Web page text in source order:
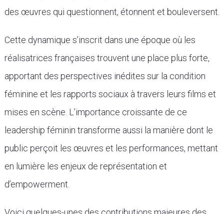
des œuvres qui questionnent, étonnent et bouleversent.
Cette dynamique s’inscrit dans une époque où les
réalisatrices françaises trouvent une place plus forte,
apportant des perspectives inédites sur la condition
féminine et les rapports sociaux à travers leurs films et
mises en scène. L’importance croissante de ce
leadership féminin transforme aussi la manière dont le
public perçoit les œuvres et les performances, mettant
en lumière les enjeux de représentation et
d’empowerment.